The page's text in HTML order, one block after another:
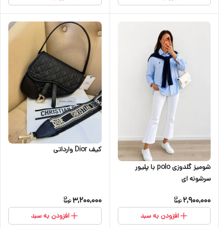
شومیز گلدوزی polo با پلیور
سرشونه ای
2,900,000
افزودن به سبد
کیف Dior وارداتی
3,200,000
افزودن به سبد